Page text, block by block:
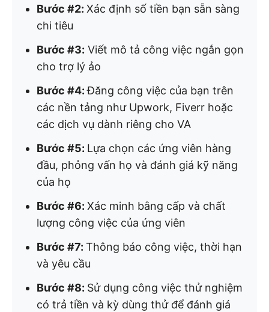
Bước #2: Xác định số tiền bạn sẵn sàng
chi tiêu
Bước #3: Viết mô tả công việc ngắn gọn
cho trợ lý ảo
Bước #4:Đăng công việc của bạn trên
các nền tảng như Upwork, Fiverr hoặc
các dịch vụ dành riêng cho VA
Bước #5: Lựa chọn các ứng viên hàng
đầu, phỏng vấn họ và đánh giá kỹ năng
của họ
Bước #6: Xác minh bằng cấp và chất
lượng công việc của ứng viên
Bước #7: Thông báo công việc, thời hạn
và yêu cầu
Bước #8: Sử dụng công việc thử nghiệm
có trả tiền và kỳ dùng thử để đánh giá